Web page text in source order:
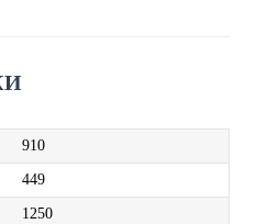
910
449
1250